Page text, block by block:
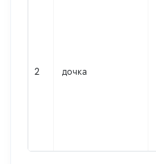
2 дочка